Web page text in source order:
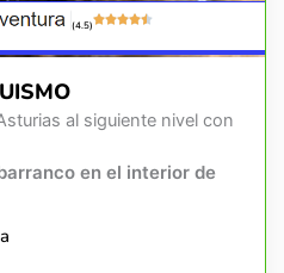
(4.5)
al siguiente nivel con
en el interior de